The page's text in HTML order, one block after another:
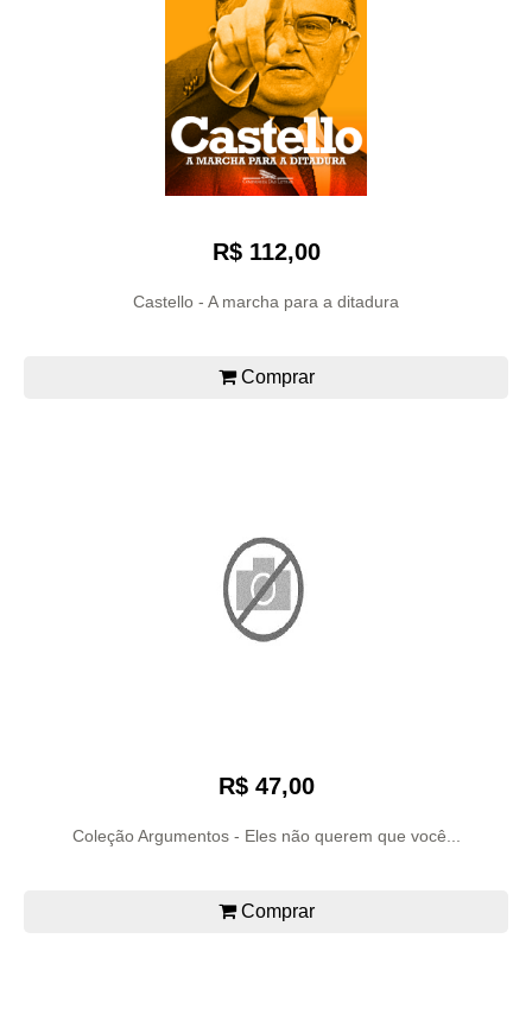
R$ 112,00
Castello - A marcha para a ditadura
Comprar
R$ 47,00
Coleção Argumentos - Eles não querem que você...
Comprar